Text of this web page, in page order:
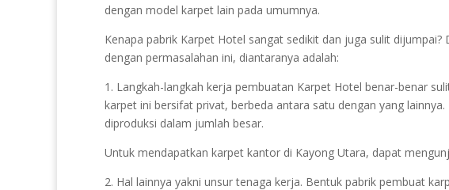
dengan model karpet lain pada umumnya.
Kenapa pabrik Karpet Hotel sangat sedikit dan juga sulit
dengan permasalahan ini, diantaranya adalah:
1. Langkah-langkah kerja pembuatan Karpet Hotel benar-benar
karpet ini bersifat privat, berbeda antara satu dengan yang
diproduksi dalam jumlah besar.
Untuk mendapatkan karpet kantor di Kayong Utara, dapat
2. Hal lainnya yakni unsur tenaga kerja. Bentuk pabrik pembuat